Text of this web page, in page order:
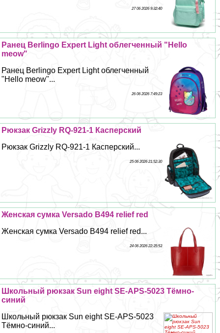
27 06 2026 9:32:40
Ранец Berlingo Expert Light облегченный "Hello
meow"
Ранец Berlingo Expert Light облегченный
"Hello meow"...
26 06 2026 7:49:23
Рюкзак Grizzly RQ-921-1 Касперский
Рюкзак Grizzly RQ-921-1 Касперский...
25 06 2026 21:52:30
Женская сумка Versado B494 relief red
Женская сумка Versado B494 relief red...
24 06 2026 22:35:53
Школьный рюкзак Sun eight SE-APS-5023 Тёмно-
синий
Школьный рюкзак Sun eight SE-APS-5023
Тёмно-синий...